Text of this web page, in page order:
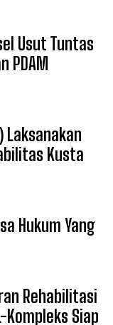
Usut Tuntas
PDAM
Laksanakan
Kusta
Hukum Yang
Rehabilitasi
Kompleks Siap